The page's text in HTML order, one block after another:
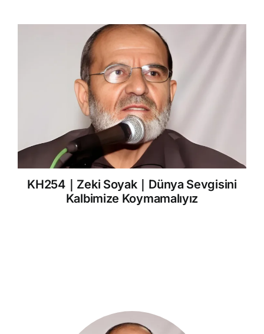
KH254｜Zeki Soyak｜Dünya Sevgisini
Kalbimize Koymamalıyız